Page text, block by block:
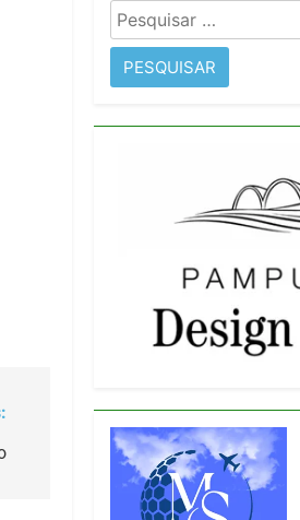
Europe
Pesquisar
por: